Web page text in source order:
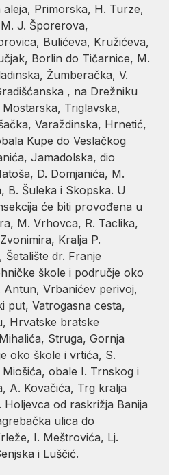
Primorska, H. Turze,
J. Šporerova,
Bulićeva, Kružićeva,
Borlin do Tičarnice, M.
Žumberačka, V.
, na Drežniku
Triglavska,
Varaždinska, Hrnetić,
Kupe do Veslačkog
Jamadolska, dio
D. Domjanića, M.
B. Šuleka i Skopska. U
će biti provođena u
M. Vrhovca, R. Taclika,
Kralja P.
Šetalište dr. Franje
škole i područje oko
Antun, Vrbanićev perivoj,
put, Vatrogasna cesta,
Hrvatske bratske
Struga, Gornja
oko škole i vrtića, S.
obale I. Trnskog i
A. Kovačića, Trg kralja
Holjevca od raskrižja Banija
ulica do
I. Meštrovića, Lj.
i Luščić.